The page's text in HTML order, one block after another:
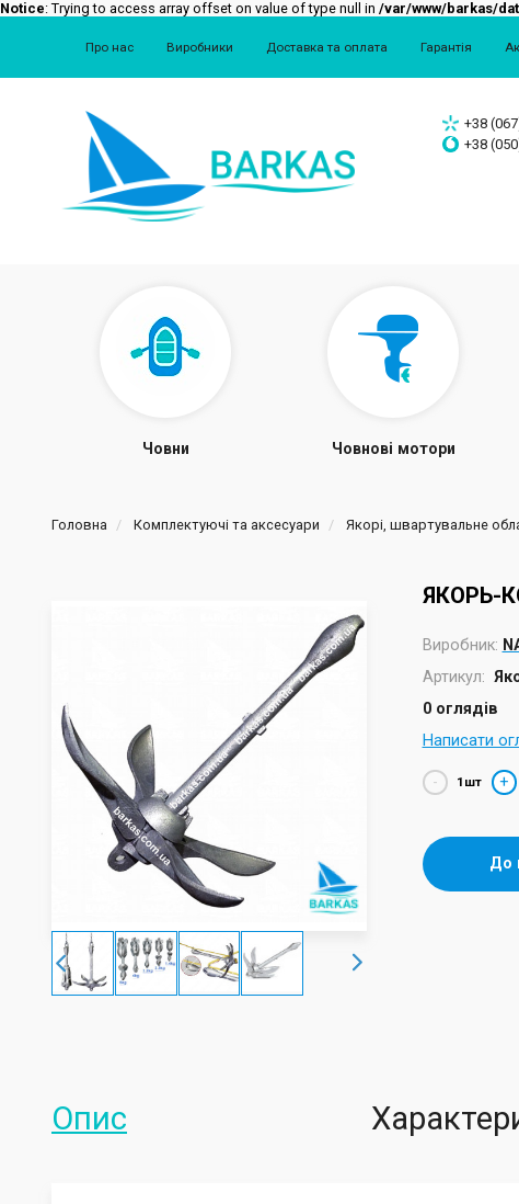
Notice: Trying to access array offset on value of type null in /var/www/barkas/
Про нас Виробники Доставка та оплата Гарантія
+38
+38
Човни Човнові мотори
Головна Комплектуючі та аксесуари Якорі, швартувальне
ЯКОРЬ-
Виробник:
Артикул:
0 оглядів
Написати
- +
До
Опис